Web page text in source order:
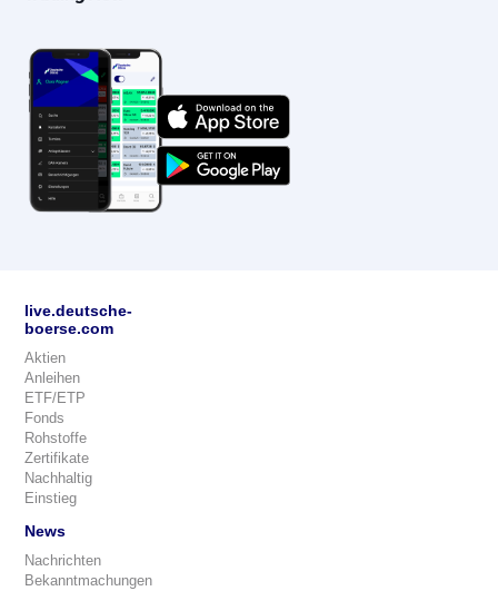
live.deutsche-
boerse.com
Aktien
Anleihen
ETF/ETP
Fonds
Rohstoffe
Zertifikate
Nachhaltig
Einstieg
News
Nachrichten
Bekanntmachungen